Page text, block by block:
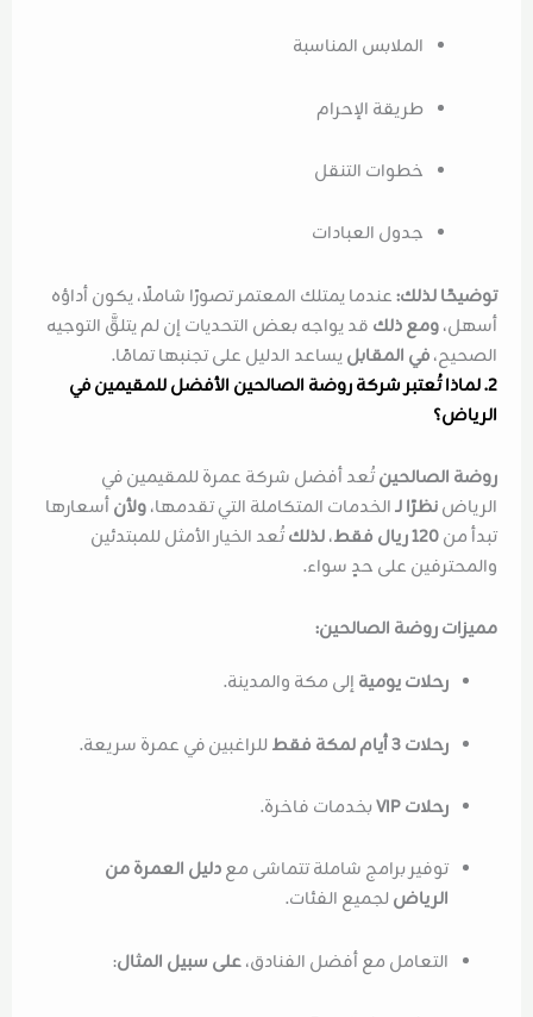
الملابس المناسبة
طريقة الإحرام
خطوات التنقل
جدول العبادات
توضيحًا لذلك:عندما يمتلك المعتمر تصورًا شاملًا، يكون أداؤه
أسهل،ومع ذلك قد يواجه بعض التحديات إن لم يتلقَّ التوجيه
الصحيح،في المقابل يساعد الدليل على تجنبها تمامًا.
2. لماذا تُعتبر شركة روضة الصالحين الأفضل للمقيمين في
الرياض؟
روضة الصالحينتُعد أفضل شركة عمرة للمقيمين في
الرياضنظرًا لـالخدمات المتكاملة التي تقدمها،ولأنأسعارها
تبدأ من120 ريال فقط ،لذلكتُعد الخيار الأمثل للمبتدئين
والمحترفين على حدٍ سواء.
مميزات روضة الصالحين:
رحلات يومية إلى مكة والمدينة.
رحلات 3 أيام لمكة فقط للراغبين في عمرة سريعة.
رحلات VIP بخدمات فاخرة.
توفير برامج شاملة تتماشى معدليل العمرة من
الرياض لجميع الفئات.
التعامل مع أفضل الفنادق،على سبيل المثال: